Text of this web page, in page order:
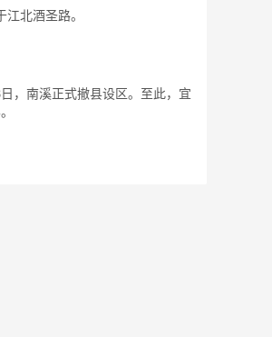
江北酒圣路。
日，南溪正式撤县设区。至此，宜